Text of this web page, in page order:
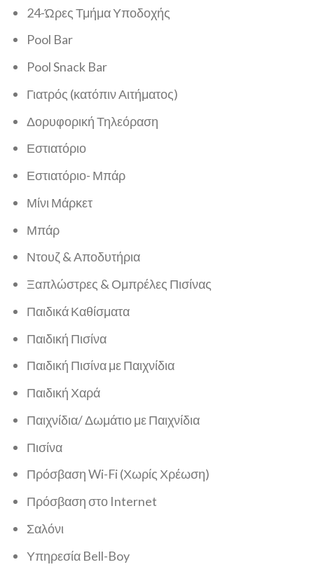
24-Ώρες Τμήμα Υποδοχής
Pool Bar
Pool Snack Bar
Γιατρός (κατόπιν Αιτήματος)
Δορυφορική Τηλεόραση
Εστιατόριο
Εστιατόριο- Μπάρ
Μίνι Μάρκετ
Μπάρ
Ντουζ & Αποδυτήρια
Ξαπλώστρες & Ομπρέλες Πισίνας
Παιδικά Καθίσματα
Παιδική Πισίνα
Παιδική Πισίνα με Παιχνίδια
Παιδική Χαρά
Παιχνίδια/ Δωμάτιο με Παιχνίδια
Πισίνα
Πρόσβαση Wi-Fi (Χωρίς Χρέωση)
Πρόσβαση στο Internet
Σαλόνι
Υπηρεσία Bell-Boy